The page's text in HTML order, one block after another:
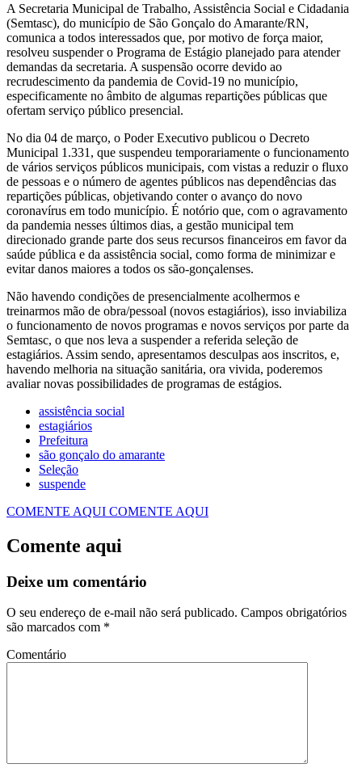
A Secretaria Municipal de Trabalho, Assistência Social e Cidadania
(Semtasc), do município de São Gonçalo do Amarante/RN,
comunica a todos interessados que, por motivo de força maior,
resolveu suspender o Programa de Estágio planejado para atender
demandas da secretaria. A suspensão ocorre devido ao
recrudescimento da pandemia de Covid-19 no município,
especificamente no âmbito de algumas repartições públicas que
ofertam serviço público presencial.
No dia 04 de março, o Poder Executivo publicou o Decreto
Municipal 1.331, que suspendeu temporariamente o funcionamento
de vários serviços públicos municipais, com vistas a reduzir o fluxo
de pessoas e o número de agentes públicos nas dependências das
repartições públicas, objetivando conter o avanço do novo
coronavírus em todo município. É notório que, com o agravamento
da pandemia nesses últimos dias, a gestão municipal tem
direcionado grande parte dos seus recursos financeiros em favor da
saúde pública e da assistência social, como forma de minimizar e
evitar danos maiores a todos os são-gonçalenses.
Não havendo condições de presencialmente acolhermos e
treinarmos mão de obra/pessoal (novos estagiários), isso inviabiliza
o funcionamento de novos programas e novos serviços por parte da
Semtasc, o que nos leva a suspender a referida seleção de
estagiários. Assim sendo, apresentamos desculpas aos inscritos, e,
havendo melhoria na situação sanitária, ora vivida, poderemos
avaliar novas possibilidades de programas de estágios.
assistência social
estagiários
Prefeitura
são gonçalo do amarante
Seleção
suspende
COMENTE AQUI COMENTE AQUI
Comente aqui
Deixe um comentário
O seu endereço de e-mail não será publicado. Campos obrigatórios
são marcados com *
Comentário